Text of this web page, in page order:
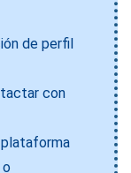
de perfil
con
plataforma